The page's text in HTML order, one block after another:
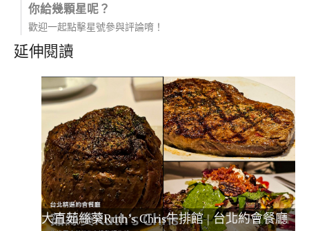
你給幾顆星呢？
歡迎一起點擊星號參與評論唷！
延伸閱讀
大直茹絲葵Ruth’s Chris牛排館 | 台北約會餐廳